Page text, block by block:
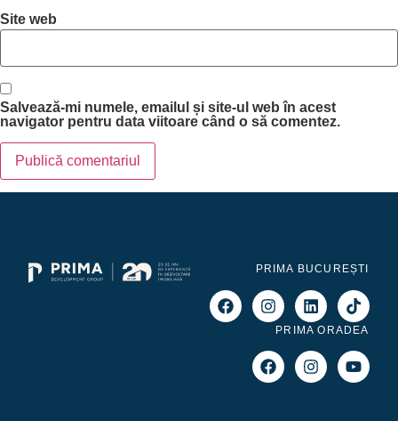
Site web
Salvează-mi numele, emailul și site-ul web în acest
navigator pentru data viitoare când o să comentez.
PRIMA BUCUREȘTI
PRIMA ORADEA